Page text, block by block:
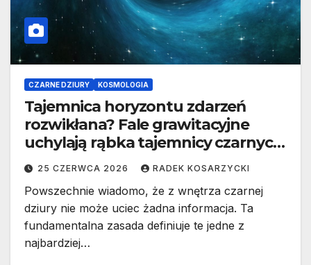
CZARNE DZIURY KOSMOLOGIA
Tajemnica horyzontu zdarzeń
rozwikłana? Fale grawitacyjne
uchylają rąbka tajemnicy czarnych
dziur
25 CZERWCA 2026 RADEK KOSARZYCKI
Powszechnie wiadomo, że z wnętrza czarnej
dziury nie może uciec żadna informacja. Ta
fundamentalna zasada definiuje te jedne z
najbardziej…